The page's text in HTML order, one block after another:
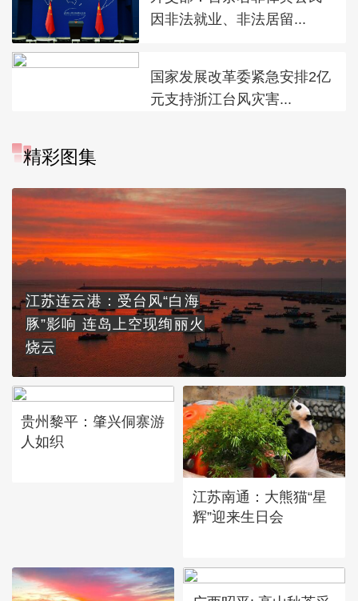
因非法就业、非法居留...
国家发展改革委紧急安排2亿
元支持浙江台风灾害...
精彩图集
江苏连云港：受台风“白海
豚”影响 连岛上空现绚丽火
烧云
贵州黎平：肇兴侗寨游
人如织
江苏南通：大熊猫“星
辉”迎来生日会